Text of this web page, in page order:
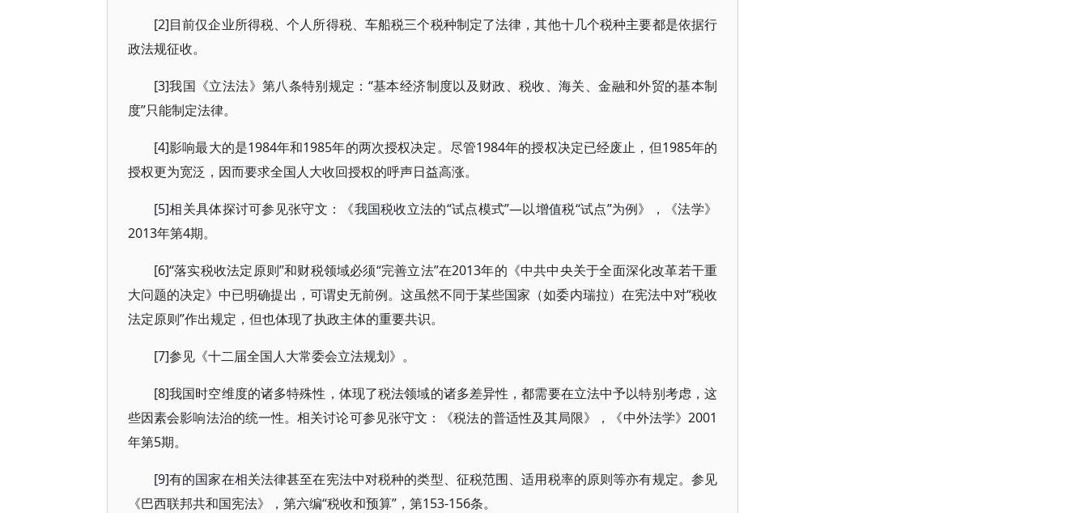
[2]目前仅企业所得税、个人所得税、车船税三个税种制定了法律，其他十几个税种主要都是依据行
政法规征收。
[3]我国《立法法》第八条特别规定：“基本经济制度以及财政、税收、海关、金融和外贸的基本制
度”只能制定法律。
[4]影响最大的是1984年和1985年的两次授权决定。尽管1984年的授权决定已经废止，但1985年的
授权更为宽泛，因而要求全国人大收回授权的呼声日益高涨。
[5]相关具体探讨可参见张守文：《我国税收立法的“试点模式”—以增值税“试点”为例》，《法学》
2013年第4期。
[6]“落实税收法定原则”和财税领域必须“完善立法”在2013年的《中共中央关于全面深化改革若干重
大问题的决定》中已明确提出，可谓史无前例。这虽然不同于某些国家（如委内瑞拉）在宪法中对“税收
法定原则”作出规定，但也体现了执政主体的重要共识。
[7]参见《十二届全国人大常委会立法规划》。
[8]我国时空维度的诸多特殊性，体现了税法领域的诸多差异性，都需要在立法中予以特别考虑，这
些因素会影响法治的统一性。相关讨论可参见张守文：《税法的普适性及其局限》，《中外法学》2001
年第5期。
[9]有的国家在相关法律甚至在宪法中对税种的类型、征税范围、适用税率的原则等亦有规定。参见
《巴西联邦共和国宪法》，第六编“税收和预算”，第153-156条。